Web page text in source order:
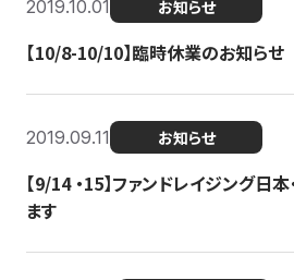
2019.10.01 お知らせ
【10/8-10/10】臨時休業のお知らせ
2019.09.11 お知らせ
【9/14 ・15】ファンドレイジング日
ます